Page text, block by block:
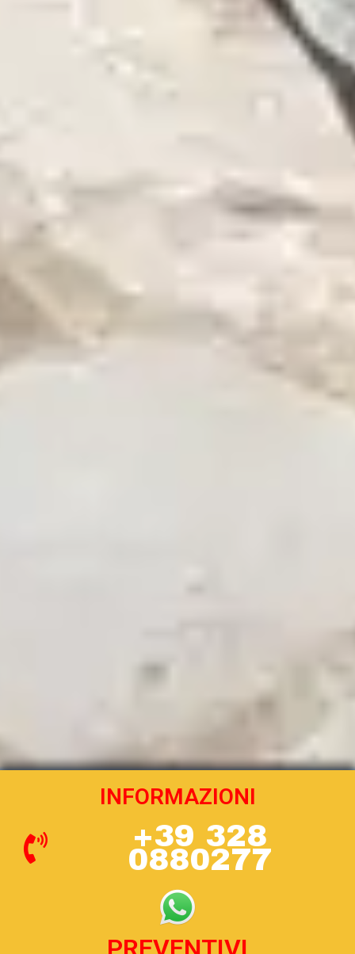
INFORMAZIONI
+39 328
0880277